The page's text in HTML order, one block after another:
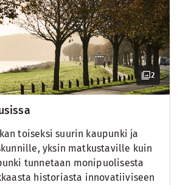
2
toiseksi suurin kaupunki ja
yksin matkustaville kuin
tunnetaan monipuolisesta
historiasta innovatiiviseen